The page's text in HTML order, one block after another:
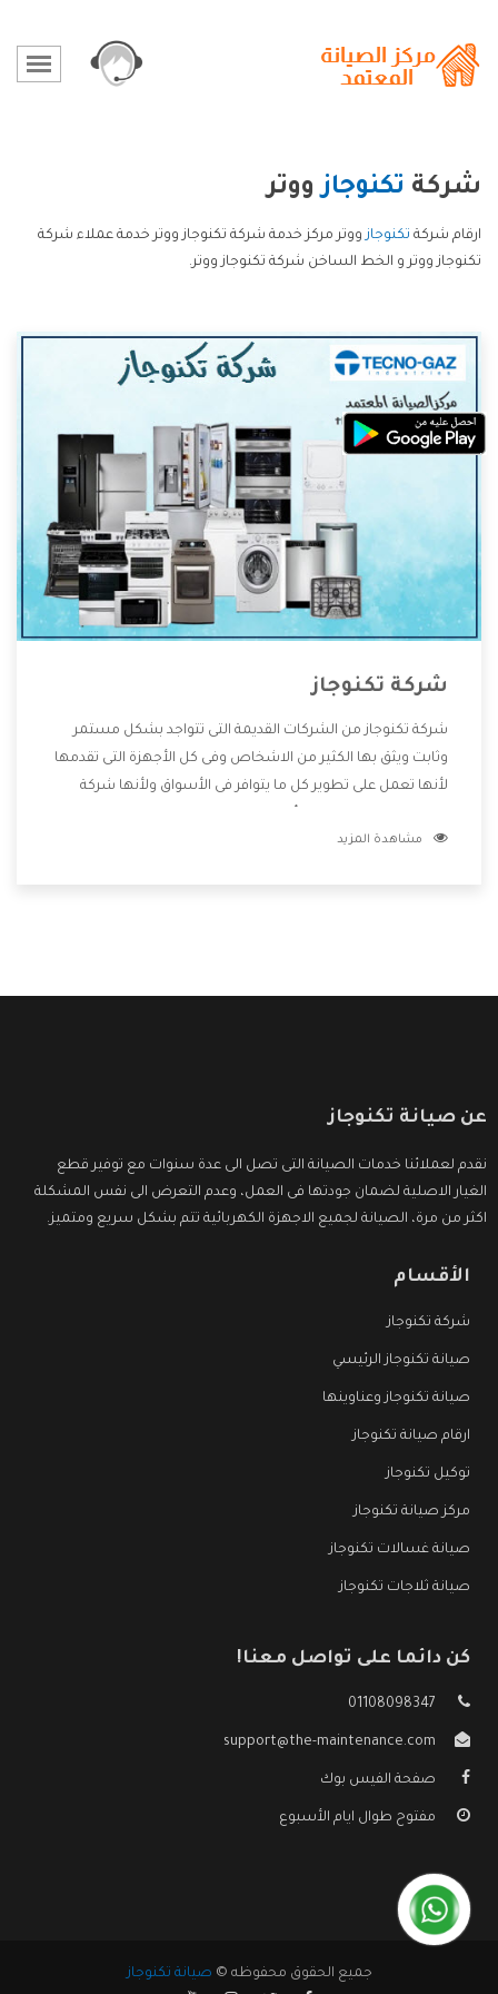
شركة تكنوجازووتر
ارقام شركة تكنوجازووتر مركز خدمة شركة تكنوجاز ووتر خدمة عملاء شركة
تكنوجاز ووتر و الخط الساخن شركة تكنوجاز ووتر.
شركة تكنوجاز
شركة تكنوجاز من الشركات القديمة التى تتواجد بشكل مستمر
وثابت ويثق بها الكثير من الاشخاص وفى كل الأجهزة التى تقدمها
لأنها تعمل على تطوير كل ما يتوافر فى الأسواق ولأنها شركة
وتقدم للعملاء أقوى العروض والخصومات التى تسهل على
مشاهدة المزيد
عن صيانة تكنوجاز
نقدم لعملائنا خدمات الصيانة التى تصل الى عدة سنوات مع توفير قطع
الغيار الاصلية لضمان جودتها فى العمل، وعدم التعرض الى نفس المشكلة
اكثر من مرة، الصيانة لجميع الاجهزة الكهربائية تتم بشكل سريع ومتميز.
الأقسام
شركة تكنوجاز
صيانة تكنوجاز الرئيسي
صيانة تكنوجاز وعناوينها
ارقام صيانة تكنوجاز
توكيل تكنوجاز
مركز صيانة تكنوجاز
صيانة غسالات تكنوجاز
صيانة ثلاجات تكنوجاز
كن دائما على تواصل معنا!
01108098347
support@the-maintenance.com
صفحة الفيس بوك
مفتوح طوال ايام الأسبوع
جميع الحقوق محفوظه © صيانة تكنوجاز